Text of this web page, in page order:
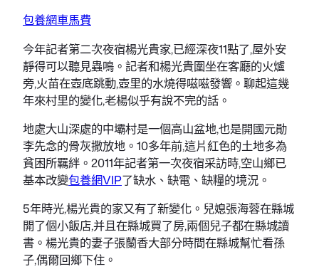
包養網車馬費
今年記者第二次夜宿楊光貴家,已經深夜11點了,屋外安
靜得可以聽見蟲鳴。記者和楊光貴圍坐在客廳的火爐
旁,火苗在壺底跳動,壺里的水燒得嗞嗞發響。聊起這幾
年來村里的變化,老楊似乎有說不完的話。
地處大山深處的中壩村是一個高山盆地,也是開國元勛
李先念的骨灰撒放地。10多年前,這片紅色的土地多為
貧困所羈絆。2011年記者第一次夜宿采訪時,空山鄉已
基本改變包養網VIP了缺水、缺電、缺糧的境況。
5年時光,楊光貴的家又有了新變化。兒媳張海蓉在縣城
開了個小飯店,并且在縣城買了房,兩個兒子都在縣城讀
書。楊光貴的妻子張蘭香大部分時間在縣城幫忙看孫
子,偶爾回鄉下住。